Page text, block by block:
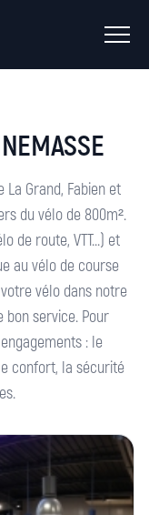
Ouvrir
menu
Grand, Fabien et
du vélo de 800m².
de route, VTT...) et
au vélo de course
vélo dans notre
service. Pour
: le
confort, la sécurité